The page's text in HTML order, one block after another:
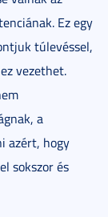
Ez egy
túlevéssel,
vezethet.
a
azért, hogy
sokszor és